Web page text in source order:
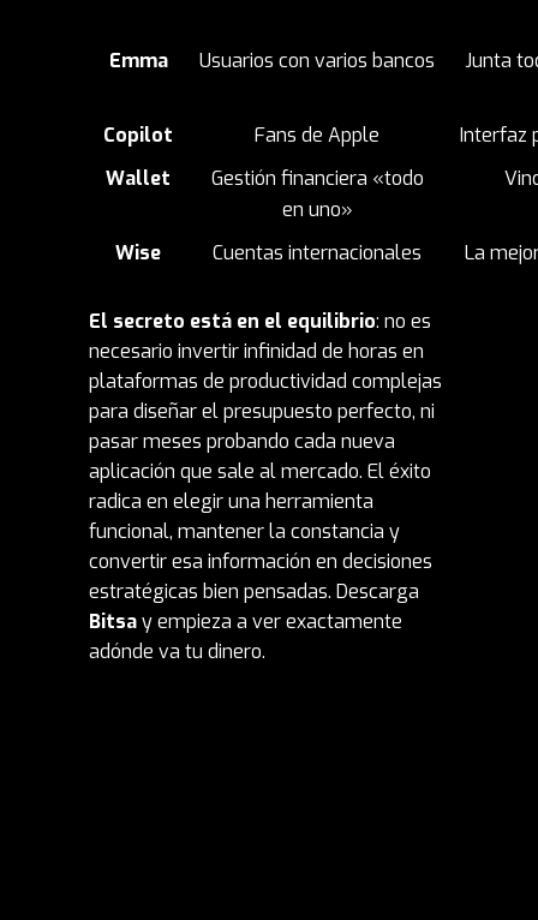
Emma Usuarios con varios bancos Junta
Copilot Fans de Apple
Interfaz
Wallet
Gestión financiera «todo
en uno»
Wise Cuentas internacionales La
El secreto está en el equilibrio: no es
necesario invertir infinidad de horas en
plataformas de productividad complejas
para diseñar el presupuesto perfecto, ni
pasar meses probando cada nueva
aplicación que sale al mercado. El éxito
radica en elegir una herramienta
funcional, mantener la constancia y
convertir esa información en decisiones
estratégicas bien pensadas. Descarga
Bitsay empieza a ver exactamente
adónde va tu dinero.